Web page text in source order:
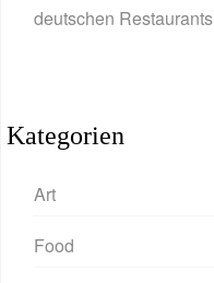
deutschen Restaurants
Kategorien
Art
Food